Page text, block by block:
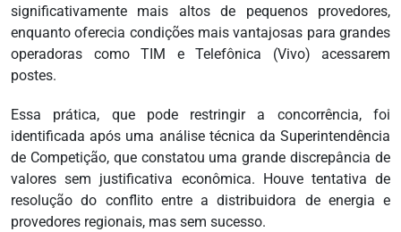
significativamente mais altos de pequenos provedores,
enquanto oferecia condições mais vantajosas para grandes
operadoras como TIM e Telefônica (Vivo) acessarem
postes.
Essa prática, que pode restringir a concorrência, foi
identificada após uma análise técnica da Superintendência
de Competição, que constatou uma grande discrepância de
valores sem justificativa econômica. Houve tentativa de
resolução do conflito entre a distribuidora de energia e
provedores regionais, mas sem sucesso.